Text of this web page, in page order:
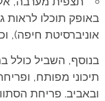
באופק תוכלו
אוניברסיטת חיפה),
בנוסף, השביל כולל
תיכוני מפותח,
ובאביב. פריחת